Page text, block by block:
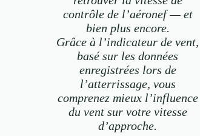
contrôle de l’aéronef — et
bien plus encore.
Grâce à l’indicateur de vent,
basé sur les données
enregistrées lors de
l’atterrissage, vous
comprenez mieux l’influence
du vent sur votre vitesse
d’approche.